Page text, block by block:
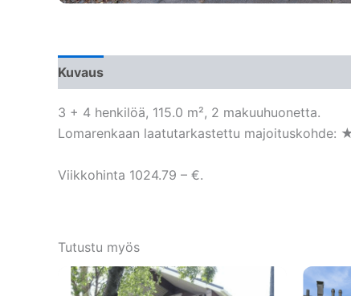
Kuvaus
3 + 4 henkilöä, 115.0 m², 2 makuuhuonetta.
Lomarenkaan laatutarkastettu
Viikkohinta 1024.79 – €.
Tutustu myös